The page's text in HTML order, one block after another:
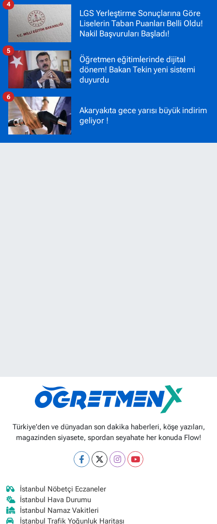
LGS Yerleştirme Sonuçlarına Göre
Liselerin Taban Puanları Belli Oldu!
Nakil Başvuruları Başladı!
4
Öğretmen eğitimlerinde dijital
dönem! Bakan Tekin yeni sistemi
duyurdu
5
Akaryakıta gece yarısı büyük indirim
geliyor !
6
Türkiye'den ve dünyadan son dakika haberleri, köşe yazıları,
magazinden siyasete, spordan seyahate her konuda Flow!
İstanbul Nöbetçi Eczaneler
İstanbul Hava Durumu
İstanbul Namaz Vakitleri
İstanbul Trafik Yoğunluk Haritası